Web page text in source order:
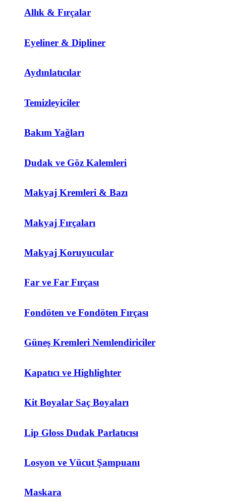
Allık & Fırçalar
Eyeliner & Dipliner
Aydınlatıcılar
Temizleyiciler
Bakım Yağları
Dudak ve Göz Kalemleri
Makyaj Kremleri & Bazı
Makyaj Fırçaları
Makyaj Koruyucular
Far ve Far Fırçası
Fondöten ve Fondöten Fırçası
Güneş Kremleri Nemlendiriciler
Kapatıcı ve Highlighter
Kit Boyalar Saç Boyaları
Lip Gloss Dudak Parlatıcısı
Losyon ve Vücut Şampuanı
Maskara